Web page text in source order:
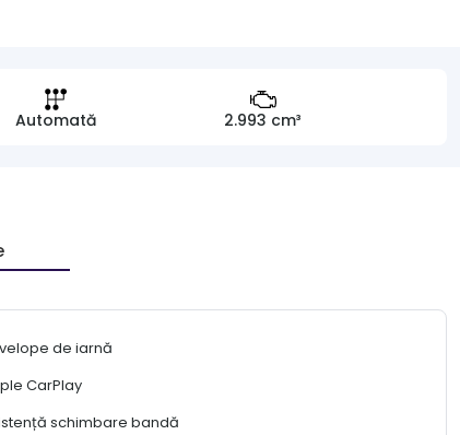
Automată 2.993 cm³
de iarnă
CarPlay
schimbare bandă